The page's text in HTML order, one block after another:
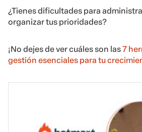
¿Tienes dificultades para
organizar tus prioridades?
¡No dejes de ver cuáles son las7
gestión esenciales para tu